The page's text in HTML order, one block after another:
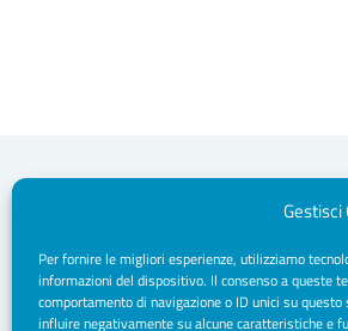
Gestisci
Per fornire le migliori esperienze, utilizziamo
informazioni del dispositivo. Il consenso a queste
comportamento di navigazione o ID unici su
influire negativamente su alcune caratteristiche e
Via Sparano